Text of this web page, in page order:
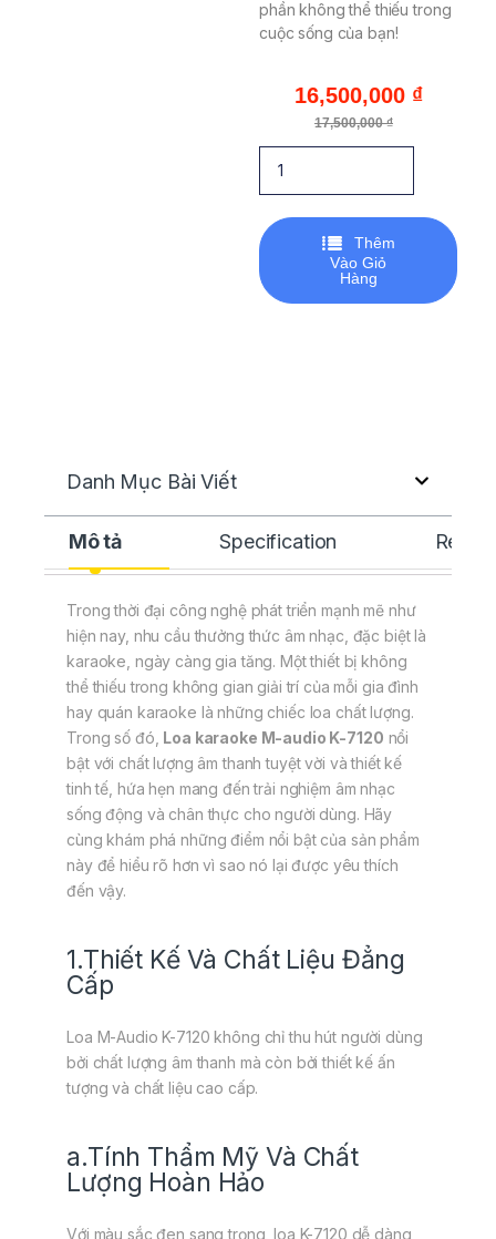
phần không thể thiếu trong
cuộc sống của bạn!
16,500,000 ₫
17,500,000₫
Thêm
Vào Giỏ
Hàng
Danh Mục Bài Viết
Mô tả Specification
Trong thời đại công nghệ phát triển mạnh mẽ như
hiện nay, nhu cầu thưởng thức âm nhạc, đặc biệt là
karaoke, ngày càng gia tăng. Một thiết bị không
thể thiếu trong không gian giải trí của mỗi gia đình
hay quán karaoke là những chiếc loa chất lượng.
Trong số đó, Loa karaoke M-audio K-7120 nổi
bật với chất lượng âm thanh tuyệt vời và thiết kế
tinh tế, hứa hẹn mang đến trải nghiệm âm nhạc
sống động và chân thực cho người dùng. Hãy
cùng khám phá những điểm nổi bật của sản phẩm
này để hiểu rõ hơn vì sao nó lại được yêu thích
đến vậy.
1.Thiết Kế Và Chất Liệu Đẳng
Cấp
Loa M-Audio K-7120 không chỉ thu hút người dùng
bởi chất lượng âm thanh mà còn bởi thiết kế ấn
tượng và chất liệu cao cấp.
a.Tính Thẩm Mỹ Và Chất
Lượng Hoàn Hảo
Với màu sắc đen sang trọng, loa K-7120 dễ dàng